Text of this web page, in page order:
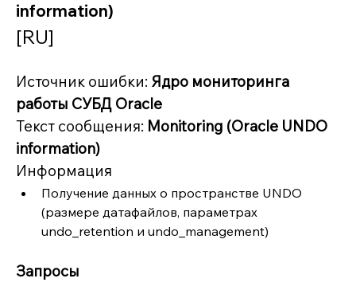
information)
[RU]
Источник ошибки: Ядро мониторинга
работы СУБД Oracle
Текст сообщения: Monitoring (Oracle UNDO
information)
Информация
Получение данных о пространстве UNDO
(размере датафайлов, параметрах
undo_retention и undo_management)
Запросы